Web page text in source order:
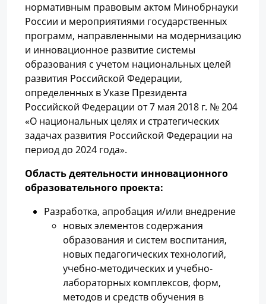
нормативным правовым актом Минобрнауки
России и мероприятиями государственных
программ, направленными на модернизацию
и инновационное развитие системы
образования с учетом национальных целей
развития Российской Федерации,
определенных в Указе Президента
Российской Федерации от 7 мая 2018 г. № 204
«О национальных целях и стратегических
задачах развития Российской Федерации на
период до 2024 года».
Область деятельности инновационного
образовательного проекта:
Разработка, апробация и/или внедрение
новых элементов содержания
образования и систем воспитания,
новых педагогических технологий,
учебно-методических и учебно-
лабораторных комплексов, форм,
методов и средств обучения в